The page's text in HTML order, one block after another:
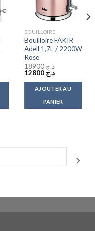
BOUILLOIRE
Bouilloire FAKIR
Adell 1,7L / 2200W
Rose
د.ج18900
Le
initial
était :
د.ج 18900.
د.ج 12800
Le
actuel
est :
AJOUTER AU
PANIER